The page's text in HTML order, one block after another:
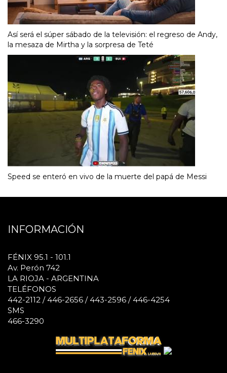
Así será el súper sábado de la televisión: el regreso de Andy,
la mesaza de Mirtha y la sorpresa de Teté
Speed se enteró en vivo de la muerte del papá de Messi
INFORMACIÓN
FÉNIX 95.1 - 101.1
Av. Perón 742
LA RIOJA - ARGENTINA
TELÉFONOS
442-2112 / 446-2656 / 443-2596 / 446-4254
SMS
466-3290